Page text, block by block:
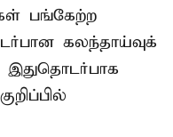
பங்கேற்ற
கலந்தாய்வுக்
இதுதொடர்பாக